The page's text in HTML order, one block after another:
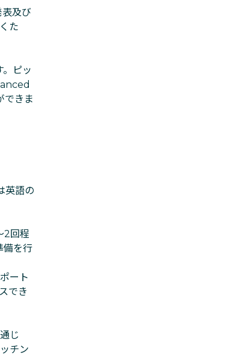
及び
た
ピッ
できま
英語の
2回程
備を行
ート
でき
じ
チン